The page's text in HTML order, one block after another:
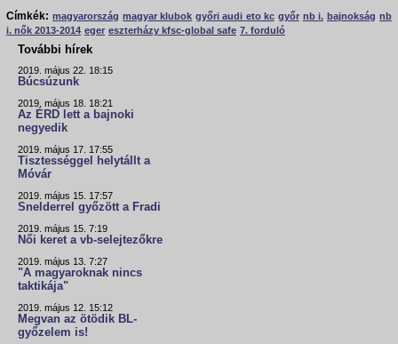
Címkék: magyarország magyar klubok győri audi eto kc győr nb i. bajnokság nb
i. nők 2013-2014 eger eszterházy kfsc-global safe 7. forduló
További hírek
2019. május 22. 18:15
Búcsúzunk
2019. május 18. 18:21
Az ÉRD lett a bajnoki
negyedik
2019. május 17. 17:55
Tisztességgel helytállt a
Móvár
2019. május 15. 17:57
Snelderrel győzött a Fradi
2019. május 15. 7:19
Női keret a vb-selejtezőkre
2019. május 13. 7:27
"A magyaroknak nincs
taktikája"
2019. május 12. 15:12
Megvan az ötödik BL-
győzelem is!